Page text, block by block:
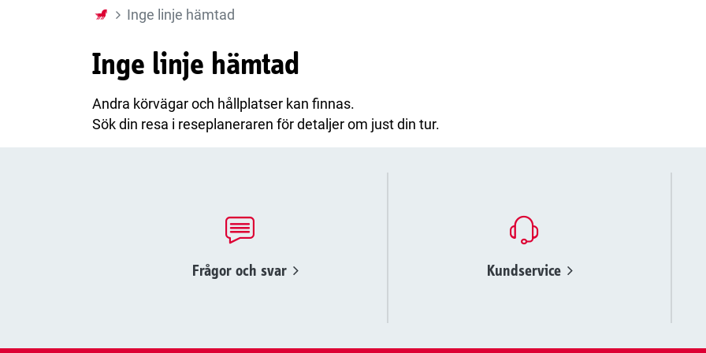
Inge linje hämtad
Inge linje hämtad
Andra körvägar och hållplatser kan finnas.
Sök din resa i reseplaneraren för detaljer om just din tur.
Frågor och svar Kundservice